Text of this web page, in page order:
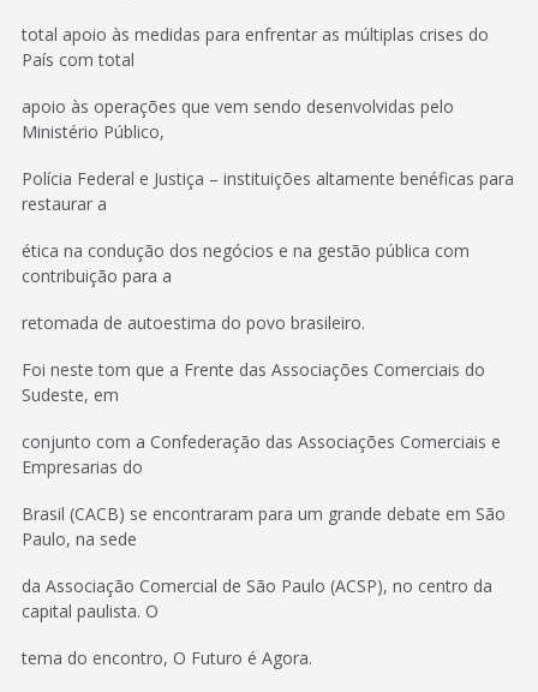
total apoio às medidas para enfrentar as múltiplas crises do
País com total
apoio às operações que vem sendo desenvolvidas pelo
Ministério Público,
Polícia Federal e Justiça – instituições altamente benéficas para
restaurar a
ética na condução dos negócios e na gestão pública com
contribuição para a
retomada de autoestima do povo brasileiro.
Foi neste tom que a Frente das Associações Comerciais do
Sudeste, em
conjunto com a Confederação das Associações Comerciais e
Empresarias do
Brasil (CACB) se encontraram para um grande debate em São
Paulo, na sede
da Associação Comercial de São Paulo (ACSP), no centro da
capital paulista. O
tema do encontro, O Futuro é Agora.